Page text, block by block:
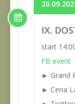
IX.
start
FB event
► Grand
► Cena